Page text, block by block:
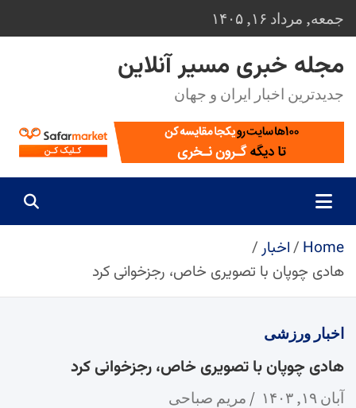
to
content
جمعه, مرداد ۱۶, ۱۴۰۵
مجله خبری مسیر آنلاین
جدیدترین اخبار ایران و جهان
Home
اخبار
هادی چوپان با تصویری خاص، رجزخوانی کرد
اخبار ورزشی
هادی چوپان با تصویری خاص، رجزخوانی کرد
آبان ۱۹, ۱۴۰۳ مریم صباحی